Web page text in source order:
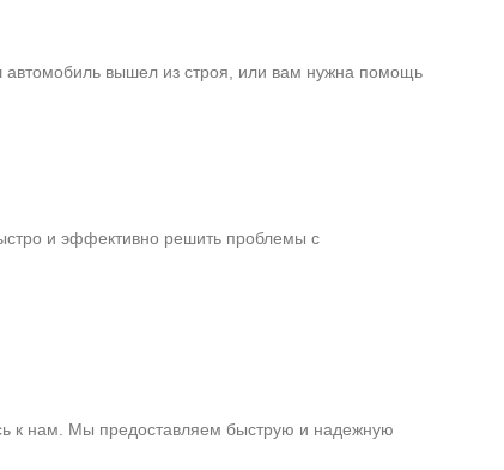
автомобиль вышел из строя, или вам нужна помощь
и эффективно решить проблемы с
к нам. Мы предоставляем быструю и надежную